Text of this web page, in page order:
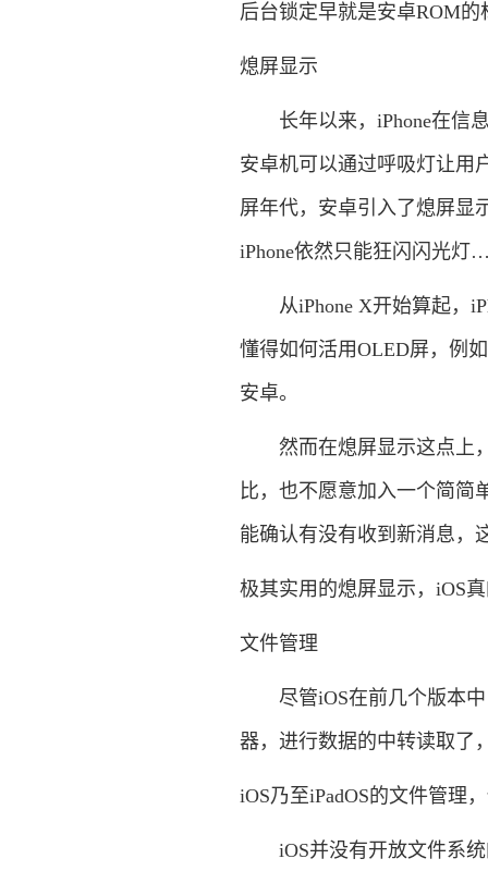
后台锁定早就是安卓ROM的
熄屏显示
长年以来，iPhone在信息
安卓机可以通过呼吸灯让用
屏年代，安卓引入了熄屏显
iPhone依然只能狂闪闪光
从iPhone X开始算起，
懂得如何活用OLED屏，例
安卓。
然而在熄屏显示这点上，
比，也不愿意加入一个简简
能确认有没有收到新消息，
极其实用的熄屏显示，iOS
文件管理
尽管iOS在前几个版本中
器，进行数据的中转读取了
iOS乃至iPadOS的文件管理
iOS并没有开放文件系统